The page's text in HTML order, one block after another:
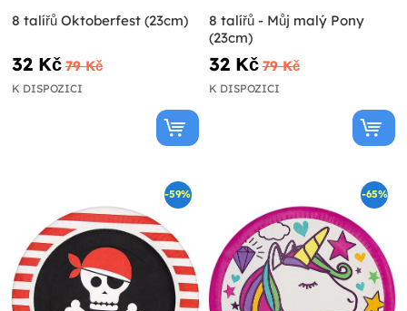
8 talířů Oktoberfest (23cm)
32 Kč 79 Kč
K DISPOZICI
8 talířů - Můj malý Pony
(23cm)
32 Kč 79 Kč
K DISPOZICI
-59% -65%